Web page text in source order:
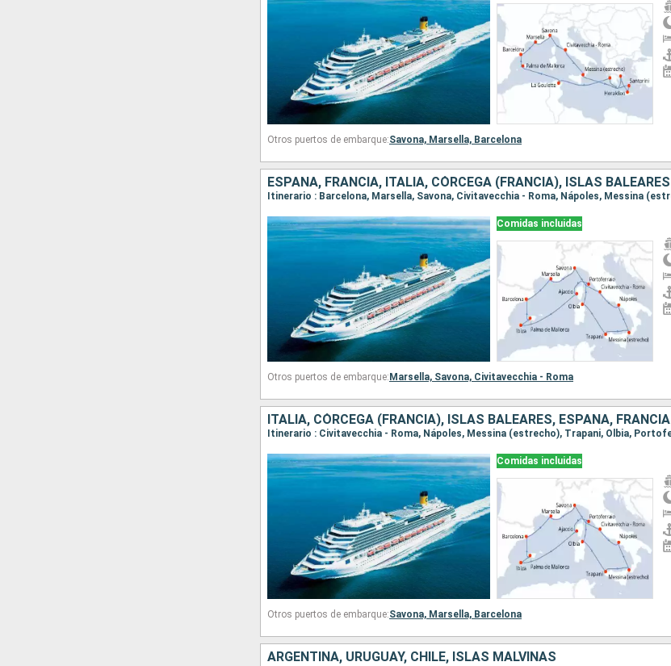
Otros puertos de embarque:Savona, Marsella, Barcelona
ESPAÑA, FRANCIA, ITALIA, CÓRCEGA (FRANCIA), ISLAS BALEARES
Comidas incluidas
Otros puertos de embarque: Marsella, Savona, Civitavecchia - Roma
ITALIA, CÓRCEGA (FRANCIA), ISLAS BALEARES, ESPAÑA, FRANCIA
Comidas incluidas
Otros puertos de embarque:Savona, Marsella, Barcelona
ARGENTINA, URUGUAY, CHILE, ISLAS MALVINAS